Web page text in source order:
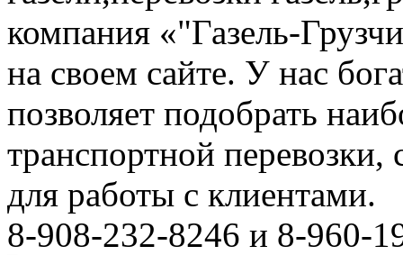
компания «"Газель-
на своем сайте. У нас
позволяет подобрать
транспортной
для работы с клиентами.
8-908-232-8246 и 8-960-